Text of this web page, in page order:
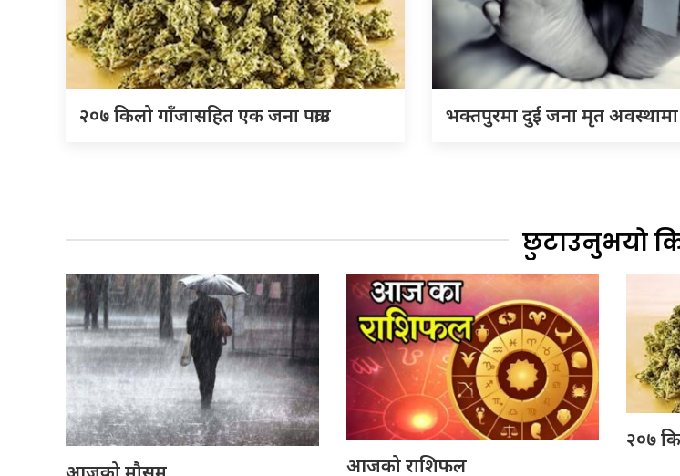
२०७ किलो गाँजासहित एक जना पक्राउ भक्तपुरमा दुई जना मृत
छुटाउनुभयो
आजको राशिफल
२०७